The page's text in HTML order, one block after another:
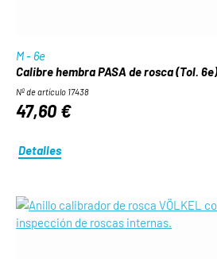
M - 6e
Calibre hembra PASA de rosca (Tol. 6e)
Nº de artículo 17438
47,60 €
Detalles